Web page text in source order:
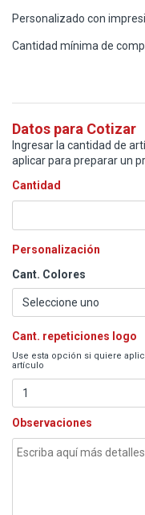
Personalizado con
Cantidad mínima de
Datos para Cotizar
Ingresar la cantidad de
aplicar para preparar un
Cantidad
Personalización
Cant. Colores
Cant. repeticiones logo
Use esta opción si quiere
artículo
Observaciones